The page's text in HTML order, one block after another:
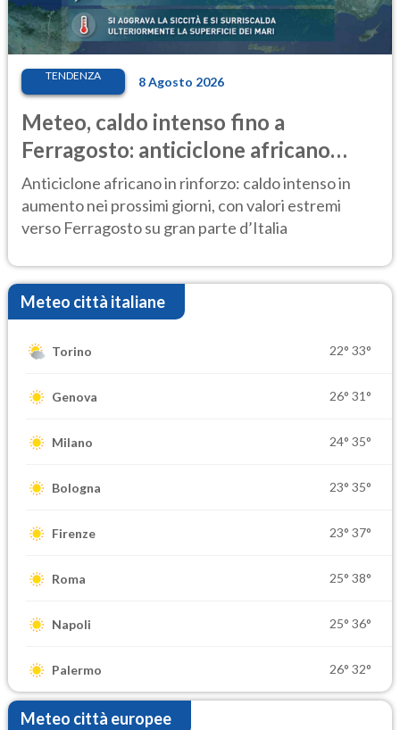
TENDENZA 8 Agosto 2026
Meteo, caldo intenso fino a
Ferragosto: anticiclone africano
ancora protagonista
Anticiclone africano in rinforzo: caldo intenso in
aumento nei prossimi giorni, con valori estremi
verso Ferragosto su gran parte d’Italia
Meteo città italiane
Torino 22° 33°
Genova 26° 31°
Milano 24° 35°
Bologna 23° 35°
Firenze 23° 37°
Roma 25° 38°
Napoli 25° 36°
Palermo 26° 32°
Meteo città europee